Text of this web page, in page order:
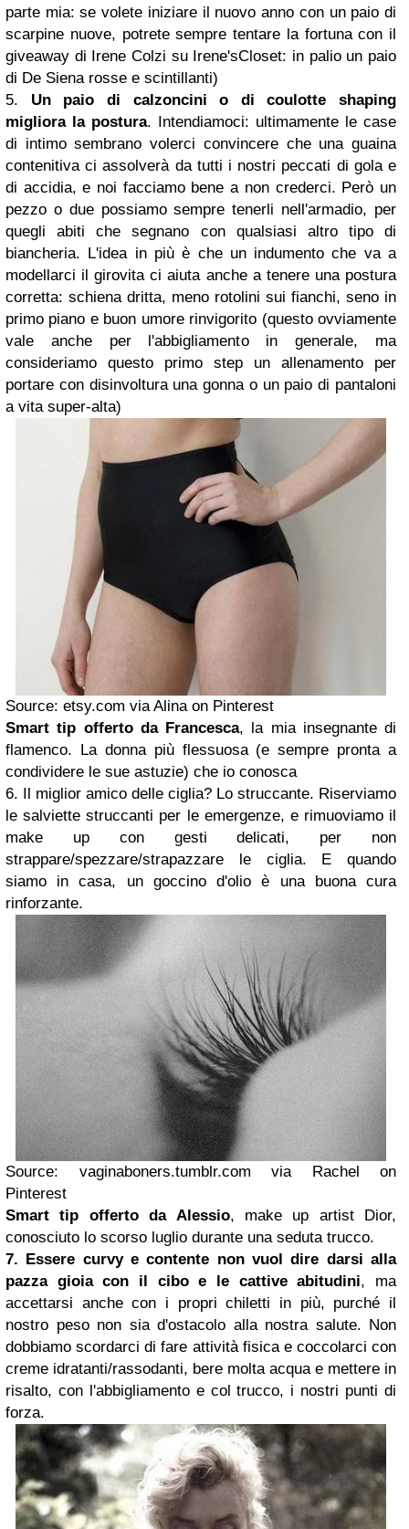
parte mia: se volete iniziare il nuovo anno con un paio di
scarpine nuove, potrete sempre tentare la fortuna con il
giveaway di Irene Colzi su Irene'sCloset: in palio un paio
di De Siena rosse e scintillanti)
5. Un paio di calzoncini o di coulotte shaping
migliora la postura. Intendiamoci: ultimamente le case
di intimo sembrano volerci convincere che una guaina
contenitiva ci assolverà da tutti i nostri peccati di gola e
di accidia, e noi facciamo bene a non crederci. Però un
pezzo o due possiamo sempre tenerli nell'armadio, per
quegli abiti che segnano con qualsiasi altro tipo di
biancheria. L'idea in più è che un indumento che va a
modellarci il girovita ci aiuta anche a tenere una postura
corretta: schiena dritta, meno rotolini sui fianchi, seno in
primo piano e buon umore rinvigorito (questo ovviamente
vale anche per l'abbigliamento in generale, ma
consideriamo questo primo step un allenamento per
portare con disinvoltura una gonna o un paio di pantaloni
a vita super-alta)
Source: etsy.com via Alina on Pinterest
Smart tip offerto da Francesca, la mia insegnante di
flamenco. La donna più flessuosa (e sempre pronta a
condividere le sue astuzie) che io conosca
6. Il miglior amico delle ciglia? Lo struccante. Riserviamo
le salviette struccanti per le emergenze, e rimuoviamo il
make up con gesti delicati, per non
strappare/spezzare/strapazzare le ciglia. E quando
siamo in casa, un goccino d'olio è una buona cura
rinforzante.
Source: vaginaboners.tumblr.com via Rachel on
Pinterest
Smart tip offerto da Alessio, make up artist Dior,
conosciuto lo scorso luglio durante una seduta trucco.
7. Essere curvy e contente non vuol dire darsi alla
pazza gioia con il cibo e le cattive abitudini, ma
accettarsi anche con i propri chiletti in più, purché il
nostro peso non sia d'ostacolo alla nostra salute. Non
dobbiamo scordarci di fare attività fisica e coccolarci con
creme idratanti/rassodanti, bere molta acqua e mettere in
risalto, con l'abbigliamento e col trucco, i nostri punti di
forza.